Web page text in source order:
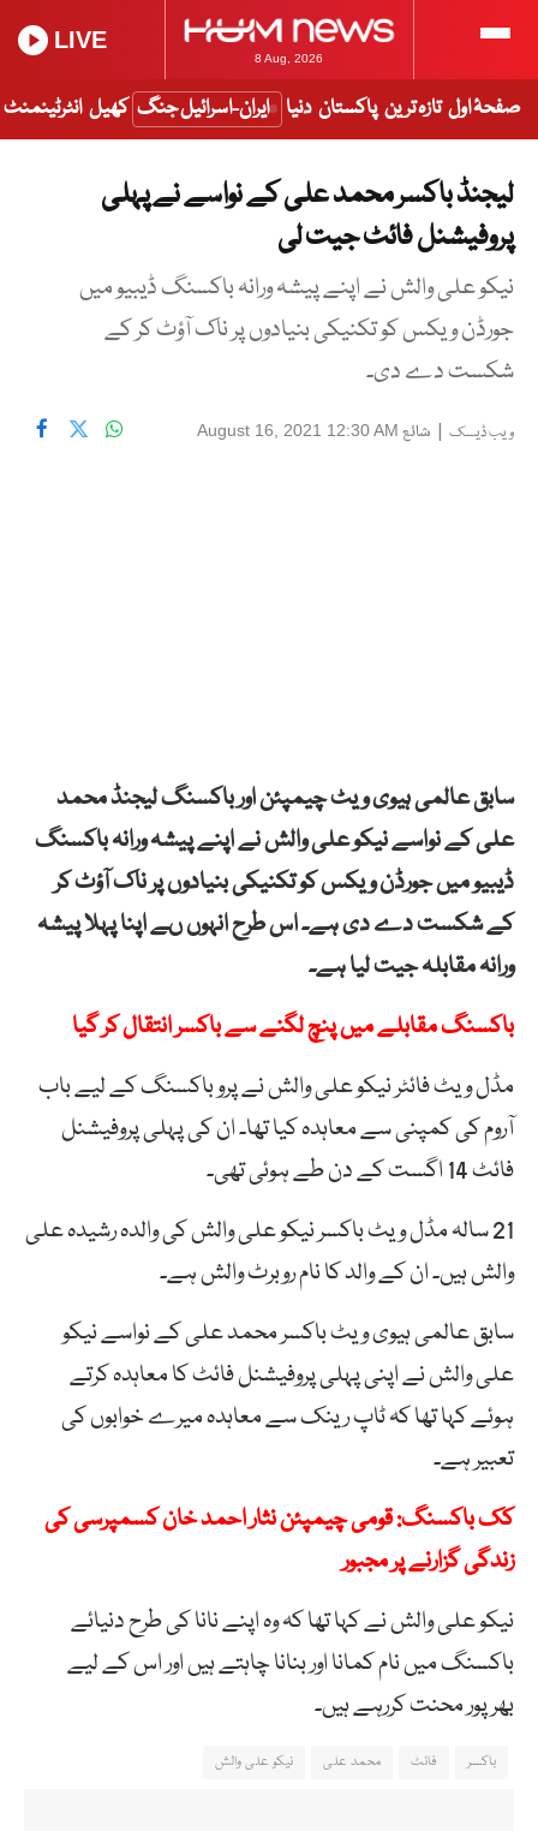
8 Aug, 2026
LIVE
صفحۂ اول تازہ ترین پاکستان دنیا ایران-اسرائیل جنگ کھیل انٹرٹینمنٹ
لیجنڈ باکسر محمد علی کے نواسے نے پہلی
پروفیشنل فائٹ جیت لی
نیکو علی والش نے اپنے پیشہ ورانہ باکسنگ ڈیبیو میں
جورڈن ویکس کو تکنیکی بنیادوں پر ناک آؤٹ کر کے
شکست دے دی۔
ویب ڈیسک | شائع August 16, 2021 12:30 AM
سابق عالمی ہیوی ویٹ چیمپئن اور باکسنگ لیجنڈ محمد
علی کے نواسے نیکو علی والش نے اپنے پیشہ ورانہ باکسنگ
ڈیبیو میں جورڈن ویکس کو تکنیکی بنیادوں پر ناک آؤٹ کر
کے شکست دے دی ہے۔ اس طرح انہوں ںے اپنا پہلا پیشہ
ورانہ مقابلہ جیت لیا ہے۔
باکسنگ مقابلے میں پنچ لگنے سے باکسر انتقال کر گیا
مڈل ویٹ فائٹر نیکو علی والش نے پرو باکسنگ کے لیے باب
آروم کی کمپنی سے معاہدہ کیا تھا۔ ان کی پہلی پروفیشنل
فائٹ 14 اگست کے دن طے ہوئی تھی۔
21 سالہ مڈل ویٹ باکسر نیکو علی والش کی والدہ رشیدہ علی
والش ہیں۔ ان کے والد کا نام روبرٹ والش ہے۔
سابق عالمی ہیوی ویٹ باکسر محمد علی کے نواسے نیکو
علی والش نے اپنی پہلی پروفیشنل فائٹ کا معاہدہ کرتے
ہوئے کہا تھا کہ ٹاپ رینک سے معاہدہ میرے خوابوں کی
تعبیر ہے۔
کک باکسنگ: قومی چیمپئن نثار احمد خان کسمپرسی کی
زندگی گزارنے پر مجبور
نیکو علی والش نے کہا تھا کہ وہ اپنے نانا کی طرح دنیائے
باکسنگ میں نام کمانا اور بنانا چاہتے ہیں اور اس کے لیے
بھرپور محنت کررہے ہیں۔
باکسر فائٹ محمد علی نیکو علی والش